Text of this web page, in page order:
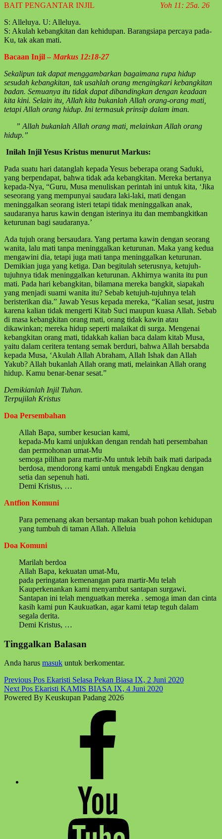
BAIT PENGANTAR INJIL Yoh 11: 25a. 26
S: Alleluya. U: Alleluya.
S: Akulah kebangkitan dan kehidupan. Barangsiapa percaya pada-
Ku, tak akan mati.
Bacaan Injil – Markus 12:18-27
Sekalipun tak dapat menggambarkan bagaimana rupa hidup
sesudah kebangkitan, tak usahlah orang mengingkari kebangkitan
badan. Semuanya itu tidak dapat dibandingkan dengan keadaan
kita kini. Selain itu, Allah kita bukanlah Allah orang-orang mati,
tetapi Allah orang hidup. Ini termasuk prinsip dalam iman.
” Allah bukanlah Allah orang mati, melainkan Allah orang
hidup.”
Inilah Injil Yesus Kristus menurut Markus:
Pada suatu hari datanglah kepada Yesus beberapa orang Saduki,
yang berpendapat, bahwa tidak ada kebangkitan. Mereka bertanya
kepada-Nya, “Guru, Musa menuliskan perintah ini untuk kita, ‘Jika
seseorang yang mempunyai saudara laki-laki, mati dengan
meninggalkan seorang isteri tetapi tidak meninggalkan anak,
saudaranya harus kawin dengan isterinya itu dan membangkitkan
keturunan bagi saudaranya.’
Ada tujuh orang bersaudara. Yang pertama kawin dengan seorang
wanita, lalu mati tanpa meninggalkan keturunan. Maka yang kedua
mengawini dia, tetapi juga mati tanpa meninggalkan keturunan.
Demikian juga yang ketiga. Dan begitulah seterusnya, ketujuh-
tujuhnya tidak meninggalkan keturunan. Akhirnya wanita itu pun
mati. Pada hari kebangkitan, bilamana mereka bangkit, siapakah
yang menjadi suami wanita itu? Sebab ketujuh-tujuhnya telah
beristerikan dia.” Jawab Yesus kepada mereka, “Kalian sesat, justru
karena kalian tidak mengerti Kitab Suci maupun kuasa Allah. Sebab
di masa kebangkitan orang mati, orang tidak kawin atau
dikawinkan; mereka hidup seperti malaikat di surga. Mengenai
kebangkitan orang mati, tidakkah kalian baca dalam kitab Musa,
yaitu dalam ceritera tentang semak berduri, bahwa Allah bersabda
kepada Musa, ‘Akulah Allah Abraham, Allah Ishak dan Allah
Yakub? Allah bukanlah Allah orang mati, melainkan Allah orang
hidup. Kamu benar-benar sesat.”
Demikianlah Injil Tuhan.
Terpujilah Kristus
Doa Persembahan
Allah Bapa, sumber kesucian kami,
kepada-Mu kami unjukkan dengan rendah hati persembahan
dan permohonan umat-Mu
semoga pilihan para martir-Mu untuk lebih baik mati daripada
berdosa, mendorong kami untuk mengabdi Engkau dengan
setia dan sepenuh hati.
Demi Kristus, …
Antfion Komuni
Para pemenang akan bersantap makan buah pohon kehidupan
yang tumbuh di taman Allah. Alleluia
Doa Komuni
Marilah berdoa
Allah Bapa, kekuatan umat-Mu,
pada peringatan kemenangan para martir-Mu telah
Kauperkenankan kami menyambut santapan surgawi.
Santapan ini telah menguatkan mereka . semoga iman dan cinta
kasih kami pun Kaukuatkan, agar kami tetap teguh dalam
segala derita.
Demi Kristus, …
Skip
back
to
main
navigation
Tinggalkan Balasan
Anda harus masuk untuk berkomentar.
Post
navigation
Previous Pos Ekaristi Selasa Pekan Biasa IX, 2 Juni 2020
Next Pos Ekaristi KAMIS BIASA IX, 4 Juni 2020
Powered By Keuskupan Padang 2026